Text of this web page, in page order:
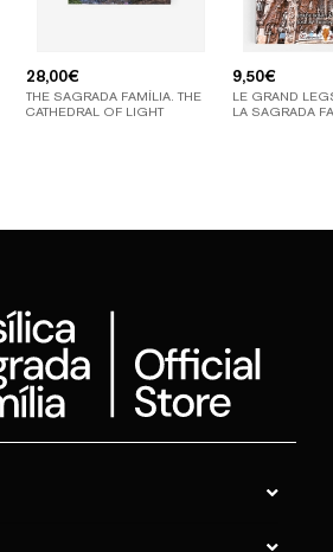
28,00€
THE SAGRADA FAMÍLIA. THE
CATHEDRAL OF LIGHT
9,50€
LE GRAND
LA SAGRADA